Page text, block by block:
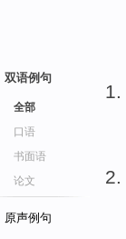
双语例句
全部
口语
书面语
论文
原声例句